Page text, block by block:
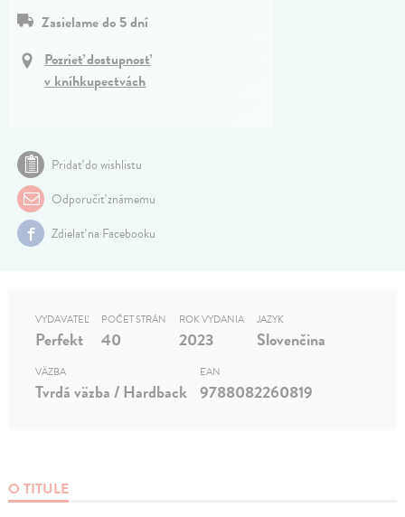
Zasielame do 5 dní
Pozrieť dostupnosť
v kníhkupectvách
Pridať do wishlistu
Odporučiť známemu
Zdielať na Facebooku
O TITULE
VYDAVATEĽ
Perfekt
POČET STRÁN
40
ROK VYDANIA
2023
JAZYK
Slovenčina
VÄZBA
Tvrdá väzba / Hardback
EAN
9788082260819